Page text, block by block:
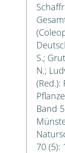
S.;
N.;
Band
70 (5):